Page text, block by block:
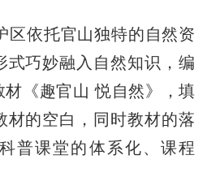
依托官山独特的自然资
式巧妙融入自然知识，编
《趣官山 悦自然》，填
材的空白，同时教材的落
普课堂的体系化、课程